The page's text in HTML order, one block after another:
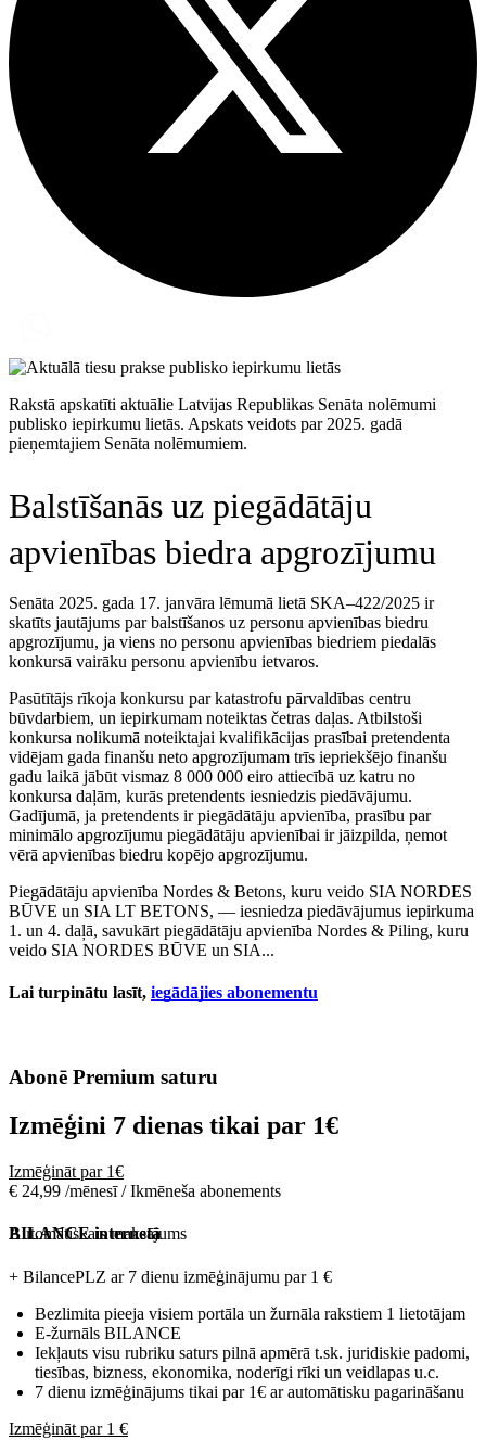
Rakstā apskatīti aktuālie Latvijas Republikas Senāta nolēmumi
publisko iepirkumu lietās. Apskats veidots par 2025. gadā
pieņemtajiem Senāta nolēmumiem.
Balstīšanās uz piegādātāju
apvienības biedra apgrozījumu
Senāta 2025. gada 17. janvāra lēmumā lietā SKA–422/2025 ir
skatīts jautājums par balstīšanos uz personu apvienības biedru
apgrozījumu, ja viens no personu apvienības biedriem piedalās
konkursā vairāku personu apvienību ietvaros.
Pasūtītājs rīkoja konkursu par katastrofu pārvaldības centru
būvdarbiem, un iepirkumam noteiktas četras daļas. Atbilstoši
konkursa nolikumā noteiktajai kvalifikācijas prasībai pretendenta
vidējam gada finanšu neto apgrozījumam trīs iepriekšējo finanšu
gadu laikā jābūt vismaz 8 000 000 eiro attiecībā uz katru no
konkursa daļām, kurās pretendents iesniedzis piedāvājumu.
Gadījumā, ja pretendents ir piegādātāju apvienība, prasību par
minimālo apgrozījumu piegādātāju apvienībai ir jāizpilda, ņemot
vērā apvienības biedru kopējo apgrozījumu.
Piegādātāju apvienība Nordes & Betons, kuru veido SIA NORDES
BŪVE un SIA LT BETONS, — iesniedza piedāvājumus iepirkuma
1. un 4. daļā, savukārt piegādātāju apvienība Nordes & Piling, kuru
veido SIA NORDES BŪVE un SIA...
Lai turpinātu lasīt, iegādājies abonementu
Abonē Premium saturu
Izmēģini 7 dienas tikai par 1€
Izmēģināt par 1€
€ 24,99 /mēnesī / Ikmēneša abonements
Automātiskais maksājums
BILANCE internetā
+ BilancePLZ ar 7 dienu izmēģinājumu par 1 €
Bezlimita pieeja visiem portāla un žurnāla rakstiem 1 lietotājam
E-žurnāls BILANCE
Iekļauts visu rubriku saturs pilnā apmērā t.sk. juridiskie padomi,
tiesības, bizness, ekonomika, noderīgi rīki un veidlapas u.c.
7 dienu izmēģinājums tikai par 1€ ar automātisku pagarināšanu
Izmēģināt par 1 €